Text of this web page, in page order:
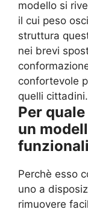
modello si
il cui peso
struttura
nei brevi
confortevole
quelli cittadini.
Per
un
Perchè esso
uno a
rimuovere